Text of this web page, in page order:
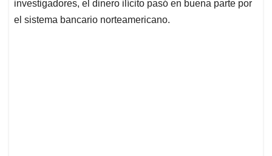
investigadores, el dinero ilícito pasó en buena parte por
el sistema bancario norteamericano.